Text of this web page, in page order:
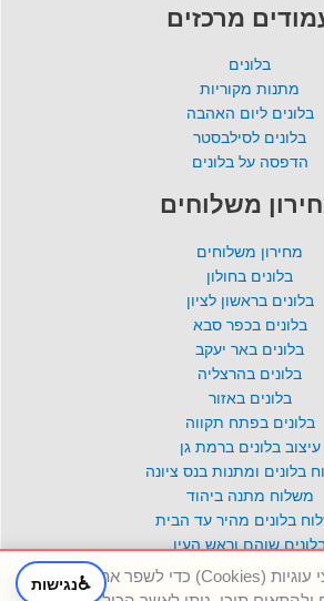
♿נגישות
מרכזים
בלונים
מתנות מקוריות
בלונים ליום האהבה
בלונים לסילבסטר
הדפסה על בלונים
משלוחים
מחירון משלוחים
בלונים בחולון
בלונים בראשון לציון
בלונים בכפר סבא
בלונים באר יעקב
בלונים בהרצליה
בלונים באזור
בלונים בפתח תקווה
עיצוב בלונים ברמת גן
בלונים ומתנות בנס ציונה
משלוח מתנה ביהוד
בלונים מהיר עד הבית
שוהם וראש העין
ענק הבלונים אשדודאתר זה משתמש בקובצי עוגיות (Cookies) כדי לשפר את חוויית